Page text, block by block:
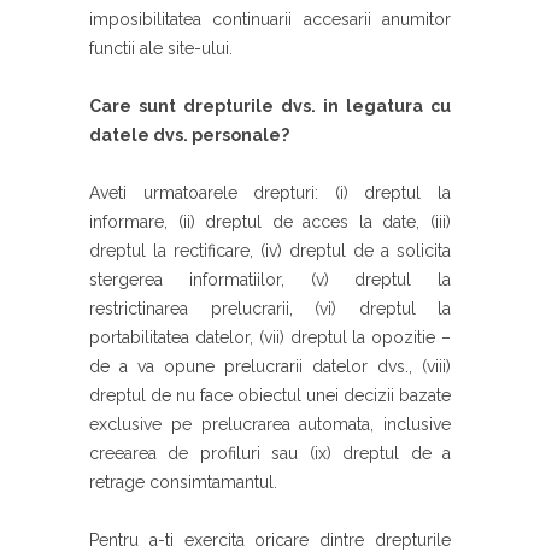
imposibilitatea continuarii accesarii anumitor
functii ale site-ului.
Care sunt drepturile dvs. in legatura cu
datele dvs. personale?
Aveti urmatoarele drepturi: (i) dreptul la
informare, (ii) dreptul de acces la date, (iii)
dreptul la rectificare, (iv) dreptul de a solicita
stergerea informatiilor, (v) dreptul la
restrictinarea prelucrarii, (vi) dreptul la
portabilitatea datelor, (vii) dreptul la opozitie –
de a va opune prelucrarii datelor dvs., (viii)
dreptul de nu face obiectul unei decizii bazate
exclusive pe prelucrarea automata, inclusive
creearea de profiluri sau (ix) dreptul de a
retrage consimtamantul.
Pentru a-ti exercita oricare dintre drepturile